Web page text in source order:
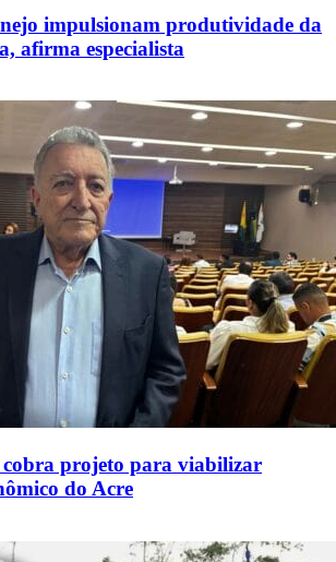
impulsionam produtividade da
afirma especialista
projeto para viabilizar
do Acre